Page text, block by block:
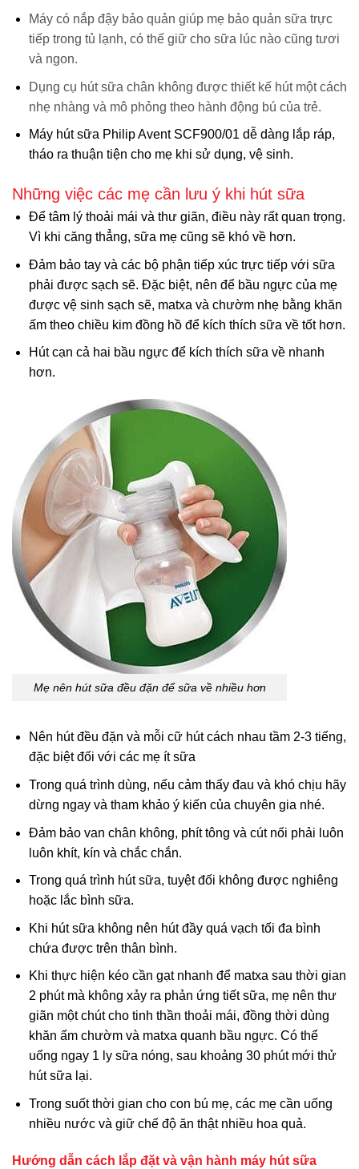
Máy có nắp đậy bảo quản giúp mẹ bảo quản sữa trực
tiếp trong tủ lạnh, có thế giữ cho sữa lúc nào cũng tươi
và ngon.
Dụng cụ hút sữa chân không được thiết kế hút một cách
nhẹ nhàng và mô phỏng theo hành động bú của trẻ.
Máy hút sữa Philip Avent SCF900/01 dễ dàng lắp ráp,
tháo ra thuận tiện cho mẹ khi sử dụng, vệ sinh.
Những việc các mẹ cần lưu ý khi hút sữa
Để tâm lý thoải mái và thư giãn, điều này rất quan trọng.
Vì khi căng thẳng, sữa mẹ cũng sẽ khó về hơn.
Đảm bảo tay và các bộ phận tiếp xúc trực tiếp với sữa
phải được sạch sẽ. Đặc biệt, nên để bầu ngực của mẹ
được vệ sinh sạch sẽ, matxa và chườm nhẹ bằng khăn
ấm theo chiều kim đồng hồ để kích thích sữa về tốt hơn.
Hút cạn cả hai bầu ngực để kích thích sữa về nhanh
hơn.
Mẹ nên hút sữa đều đặn để sữa về nhiều hơn
Nên hút đều đặn và mỗi cữ hút cách nhau tầm 2-3 tiếng,
đặc biệt đối với các mẹ ít sữa
Trong quá trình dùng, nếu cảm thấy đau và khó chịu hãy
dừng ngay và tham khảo ý kiến của chuyên gia nhé.
Đảm bảo van chân không, phít tông và cút nối phải luôn
luôn khít, kín và chắc chắn.
Trong quá trình hút sữa, tuyệt đối không được nghiêng
hoặc lắc bình sữa.
Khi hút sữa không nên hút đầy quá vạch tối đa bình
chứa được trên thân bình.
Khi thực hiện kéo cần gạt nhanh để matxa sau thời gian
2 phút mà không xảy ra phản ứng tiết sữa, mẹ nên thư
giãn một chút cho tinh thần thoải mái, đồng thời dùng
khăn ấm chườm và matxa quanh bầu ngực. Có thể
uống ngay 1 ly sữa nóng, sau khoảng 30 phút mới thử
hút sữa lại.
Trong suốt thời gian cho con bú mẹ, các mẹ cần uống
nhiều nước và giữ chế độ ăn thật nhiều hoa quả.
Hướng dẫn cách lắp đặt và vận hành máy hút sữa